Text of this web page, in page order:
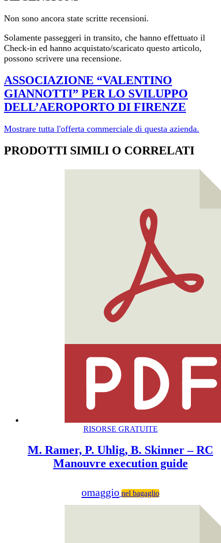
Non sono ancora state scritte recensioni.
Solamente passeggeri in transito, che hanno effettuato il
Check-in ed hanno acquistato/scaricato questo articolo,
possono scrivere una recensione.
ASSOCIAZIONE “VALENTINO
GIANNOTTI” PER LO SVILUPPO
DELL’AEROPORTO DI FI­RENZE
Mostrare tutta l'offerta commerciale di questa azienda.
PRODOTTI SIMILI O CORRELATI
RISORSE GRATUITE
M. Ramer, P. Uhlig, B. Skinner – RC
Manouvre execution guide
omaggio nel bagaglio